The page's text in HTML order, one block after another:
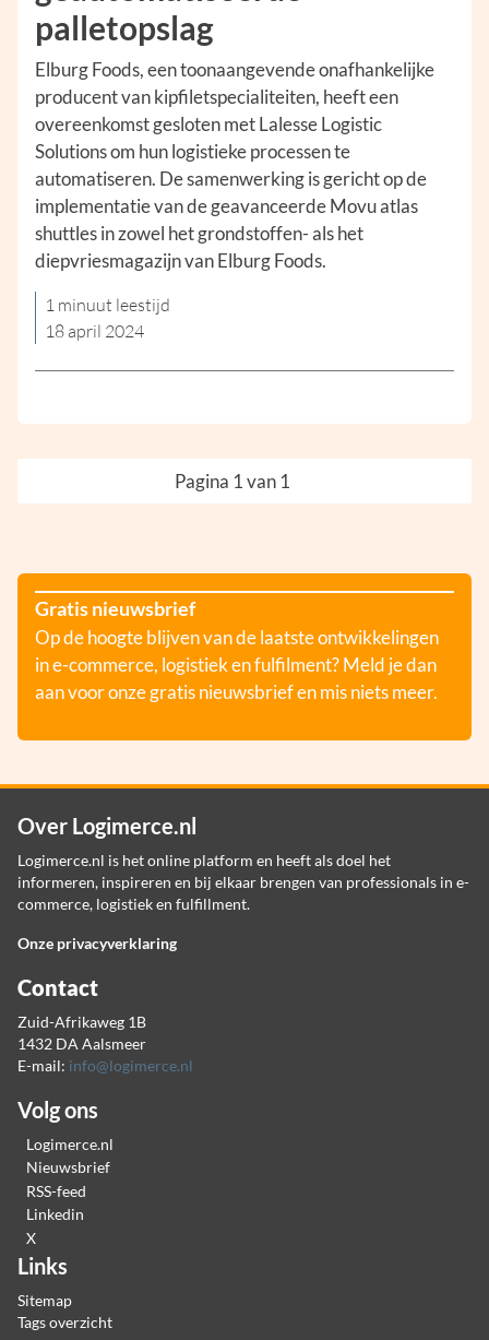
palletopslag
Elburg Foods, een toonaangevende onafhankelijke
producent van kipfiletspecialiteiten, heeft een
overeenkomst gesloten met Lalesse Logistic
Solutions om hun logistieke processen te
automatiseren. De samenwerking is gericht op de
implementatie van de geavanceerde Movu atlas
shuttles in zowel het grondstoffen- als het
diepvriesmagazijn van Elburg Foods.
1 minuut leestijd
18 april 2024
Pagina 1 van 1
Gratis nieuwsbrief
Op de hoogte blijven van de laatste ontwikkelingen
in e-commerce, logistiek en fulfilment? Meld je dan
aan voor onze gratis nieuwsbrief en mis niets meer.
Over Logimerce.nl
Logimerce.nl is het online platform en heeft als doel het
informeren, inspireren en bij elkaar brengen van professionals in e-
commerce, logistiek en fulfillment.
Onze privacyverklaring
Contact
Zuid-Afrikaweg 1B
1432 DA Aalsmeer
E-mail: info@logimerce.nl
Volg ons
Logimerce.nl
Nieuwsbrief
RSS-feed
Linkedin
X
Links
Sitemap
Tags overzicht